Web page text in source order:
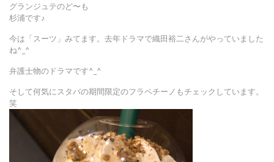
グランジュテのど〜も
杉浦です♪
今は「スーツ」みてます。去年ドラマで織田裕二さんがやっていました
ね^_^
弁護士物のドラマです^_^
そして何気にスタバの期間限定のフラペチーノもチェックしています。
笑